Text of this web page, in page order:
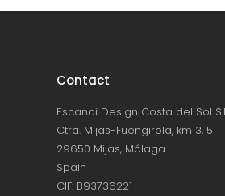
Contact
Escandi Design Costa del Sol
Ctra. Mijas-Fuengirola, km 3, 5
29650 Mijas, Málaga
Spain
CIF: B93736221